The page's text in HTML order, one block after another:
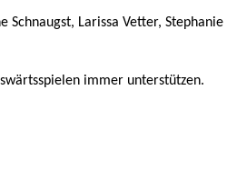
Larissa Vetter, Stephanie
immer unterstützen.